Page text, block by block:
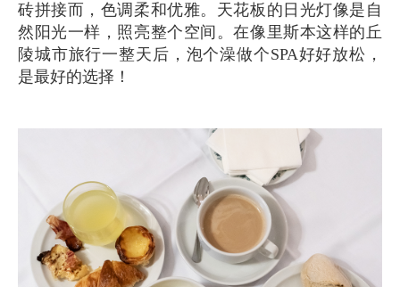
砖拼接而，色调柔和优雅。天花板的日光灯像是自
然阳光一样，照亮整个空间。在像里斯本这样的丘
陵城市旅行一整天后，泡个澡做个SPA好好放松，
是最好的选择！